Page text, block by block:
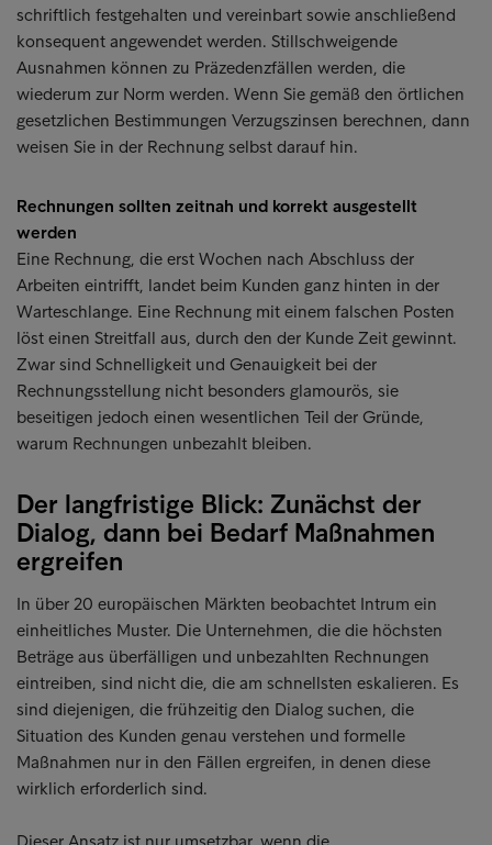
schriftlich festgehalten und vereinbart sowie anschließend
konsequent angewendet werden. Stillschweigende
Ausnahmen können zu Präzedenzfällen werden, die
wiederum zur Norm werden. Wenn Sie gemäß den örtlichen
gesetzlichen Bestimmungen Verzugszinsen berechnen, dann
weisen Sie in der Rechnung selbst darauf hin.
Rechnungen sollten zeitnah und korrekt ausgestellt
werden
Eine Rechnung, die erst Wochen nach Abschluss der
Arbeiten eintrifft, landet beim Kunden ganz hinten in der
Warteschlange. Eine Rechnung mit einem falschen Posten
löst einen Streitfall aus, durch den der Kunde Zeit gewinnt.
Zwar sind Schnelligkeit und Genauigkeit bei der
Rechnungsstellung nicht besonders glamourös, sie
beseitigen jedoch einen wesentlichen Teil der Gründe,
warum Rechnungen unbezahlt bleiben.
Der langfristige Blick: Zunächst der
Dialog, dann bei Bedarf Maßnahmen
ergreifen
In über 20 europäischen Märkten beobachtet Intrum ein
einheitliches Muster. Die Unternehmen, die die höchsten
Beträge aus überfälligen und unbezahlten Rechnungen
eintreiben, sind nicht die, die am schnellsten eskalieren. Es
sind diejenigen, die frühzeitig den Dialog suchen, die
Situation des Kunden genau verstehen und formelle
Maßnahmen nur in den Fällen ergreifen, in denen diese
wirklich erforderlich sind.